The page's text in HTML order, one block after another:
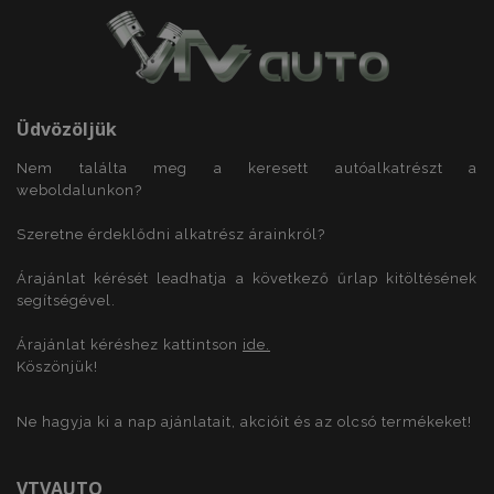
Üdvözöljük
Nem találta meg a keresett autóalkatrészt a
weboldalunkon?
Szeretne érdeklődni alkatrész árainkról?
Árajánlat kérését leadhatja a következő űrlap kitöltésének
segítségével.
Árajánlat kéréshez kattintson ide.
Köszönjük!
Ne hagyja ki a nap ajánlatait, akcióit és az olcsó termékeket!
VTVAUTO
PHPSESSID